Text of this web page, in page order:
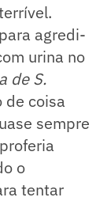
agredi-
urina no
de S.
de coisa
sempre
o
tentar